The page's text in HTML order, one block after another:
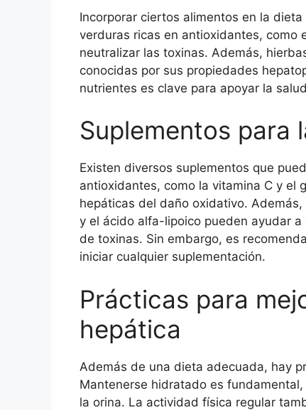
Incorporar ciertos alimentos en la
verduras ricas en antioxidantes, como
neutralizar las toxinas. Además,
conocidas por sus propiedades
nutrientes es clave para apoyar la
Suplementos para
Existen diversos suplementos que
antioxidantes, como la vitamina C y el
hepáticas del daño oxidativo.
y el ácido alfa-lipoico pueden ayudar
de toxinas. Sin embargo, es
iniciar cualquier suplementación.
Prácticas para
hepática
Además de una dieta adecuada, hay
Mantenerse hidratado es
la orina. La actividad física regular